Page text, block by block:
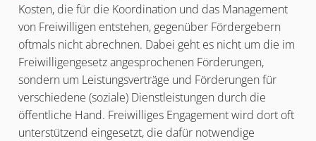
Kosten, die für die Koordination und das Management
von Freiwilligen entstehen, gegenüber Fördergebern
oftmals nicht abrechnen. Dabei geht es nicht um die im
Freiwilligengesetz angesprochenen Förderungen,
sondern um Leistungsverträge und Förderungen für
verschiedene (soziale) Dienstleistungen durch die
öffentliche Hand. Freiwilliges Engagement wird dort oft
unterstützend eingesetzt, die dafür notwendige